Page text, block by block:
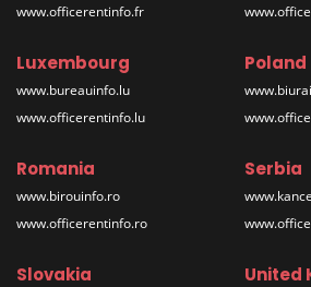
www.officerentinfo.fr
Luxembourg
www.bureauinfo.lu
www.officerentinfo.lu
Poland
Romania
www.birouinfo.ro
www.officerentinfo.ro
Serbia
Slovakia United